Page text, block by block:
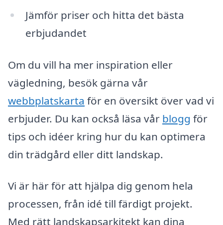
Jämför priser och hitta det bästa
erbjudandet
Om du vill ha mer inspiration eller
vägledning, besök gärna vår
webbplatskarta för en översikt över vad vi
erbjuder. Du kan också läsa vår blogg för
tips och idéer kring hur du kan optimera
din trädgård eller ditt landskap.
Vi är här för att hjälpa dig genom hela
processen, från idé till färdigt projekt.
Med rätt landskapsarkitekt kan dina